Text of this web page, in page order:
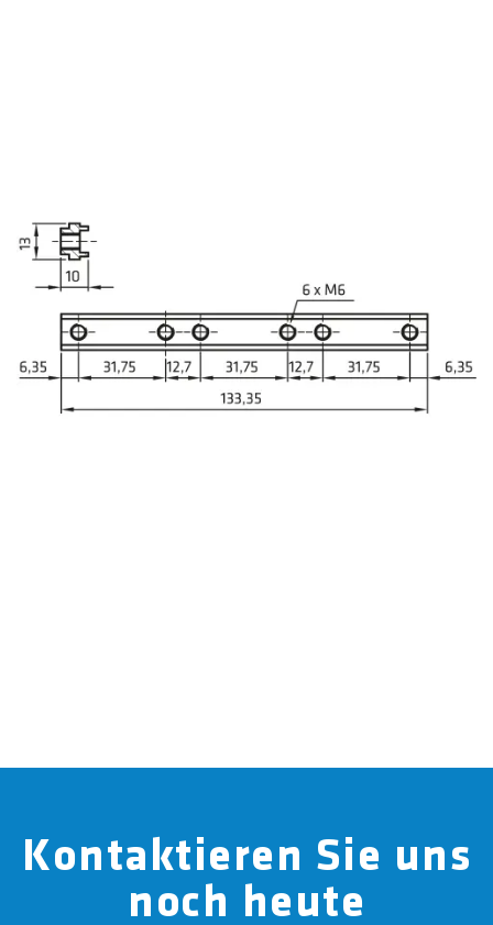
Kontaktieren Sie uns
noch heute